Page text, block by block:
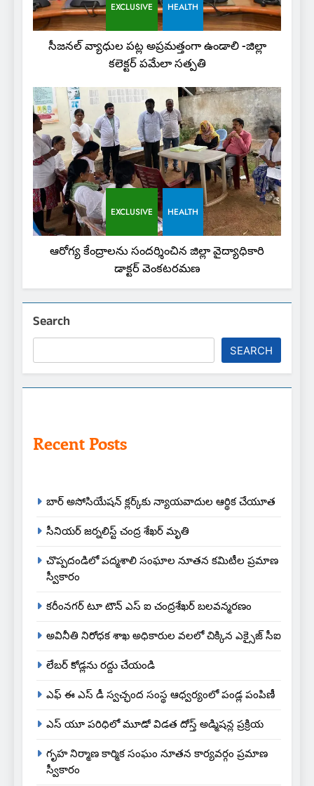
EXCLUSIVE HEALTH
సీజనల్ వ్యాధుల పట్ల అప్రమత్తంగా ఉండాలి -జిల్లా
కలెక్టర్ పమేలా సత్పతి
EXCLUSIVE HEALTH
ఆరోగ్య కేంద్రాలను సందర్శించిన జిల్లా వైద్యాధికారి
డాక్టర్ వెంకటరమణ
Search
SEARCH
Recent Posts
బార్ అసోసియేషన్ క్లర్క్‌కు న్యాయవాదుల ఆర్థిక చేయూత
సీనియర్ జర్నలిస్ట్ చంద్ర శేఖర్ మృతి
చొప్పదండిలో పద్మశాలి సంఘాల నూతన కమిటీల ప్రమాణ
స్వీకారం
కరీంనగర్ టూ టౌన్ ఎస్ ఐ చంద్రశేఖర్ బలవన్మరణం
అవినీతి నిరోధక శాఖ అధికారుల వలలో చిక్కిన ఎక్సైజ్ సీఐ
లేబర్ కోడ్లను రద్దు చేయండి
ఎఫ్ ఈ ఎస్ డీ స్వచ్ఛంద సంస్థ ఆధ్వర్యంలో పండ్ల పంపిణీ
ఎస్ యూ పరిధిలో మూడో విడత దోస్త్ అడ్మిషన్ల ప్రక్రియ
గృహ నిర్మాణ కార్మిక సంఘం నూతన కార్యవర్గం ప్రమాణ
స్వీకారం